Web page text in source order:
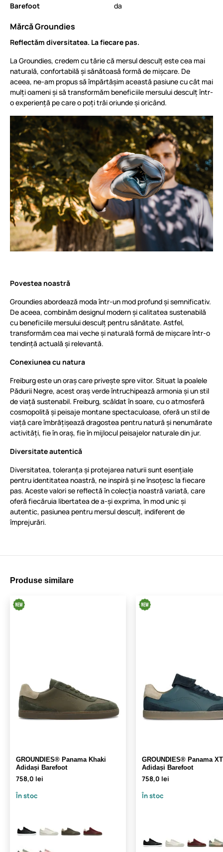
Barefoot da
Mărcă Groundies
Reflectăm diversitatea. La fiecare pas.
La Groundies, credem cu tărie că mersul desculț este cea mai
naturală, confortabilă și sănătoasă formă de mișcare. De
aceea, ne-am propus să împărtășim această pasiune cu cât mai
mulți oameni și să transformăm beneficiile mersului desculț într-
o experiență pe care o poți trăi oriunde și oricând.
Povestea noastră
Groundies abordează moda într-un mod profund și semnificativ.
De aceea, combinăm designul modern și calitatea sustenabilă
cu beneficiile mersului desculț pentru sănătate. Astfel,
transformăm cea mai veche și naturală formă de mișcare într-o
tendință actuală și relevantă.
Conexiunea cu natura
Freiburg este un oraș care privește spre viitor. Situat la poalele
Pădurii Negre, acest oraș verde întruchipează armonia și un stil
de viață sustenabil. Freiburg, scăldat în soare, cu o atmosferă
cosmopolită și peisaje montane spectaculoase, oferă un stil de
viață care îmbrățișează dragostea pentru natură și nenumărate
activități, fie în oraș, fie în mijlocul peisajelor naturale din jur.
Diversitate autentică
Diversitatea, toleranța și protejarea naturii sunt esențiale
pentru identitatea noastră, ne inspiră și ne însoțesc la fiecare
pas. Aceste valori se reflectă în colecția noastră variată, care
oferă fiecăruia libertatea de a-și exprima, în mod unic și
autentic, pasiunea pentru mersul desculț, indiferent de
împrejurări.
Produse similare
GROUNDIES® Panama Khaki
Adidași Barefoot
758,0 lei
În stoc
GROUNDIES® Panama
Adidași Barefoot
758,0 lei
În stoc